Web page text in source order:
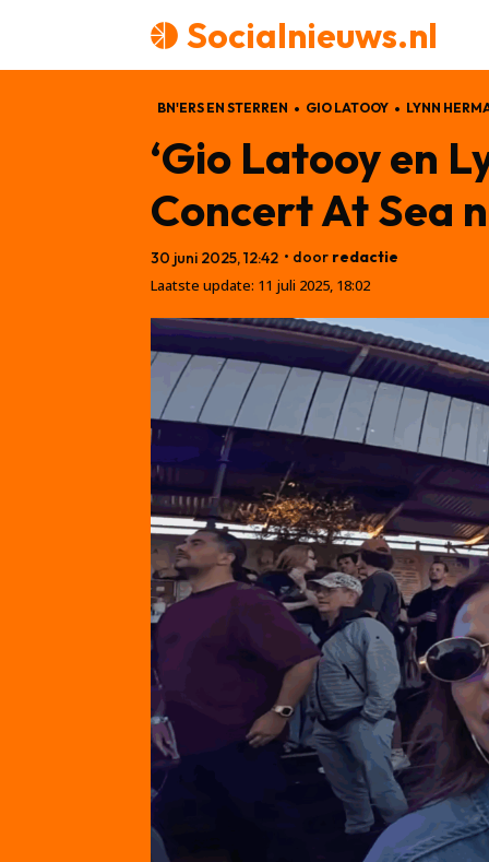
Socialnieuws.nl
BN'ERS EN STERREN GIO LATOOY LYNN
‘Gio Latooy en
Concert At Sea
30 juni 2025, 12:42 • door redactie
Laatste update: 11 juli 2025, 18:02